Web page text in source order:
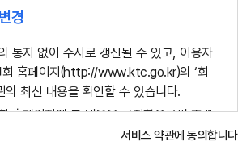
경
통지 없이 수시로 갱신될 수 있고, 이용자
회 홈페이지(http://www.ktc.go.kr)의 ‘회
의 최신 내용을 확인할 수 있습니다.
홈페이지에 그 내용을 공지함으로써 효력
관에 동의하지 아니하는 경우, 이용자는
서비스 약관에 동의합니다